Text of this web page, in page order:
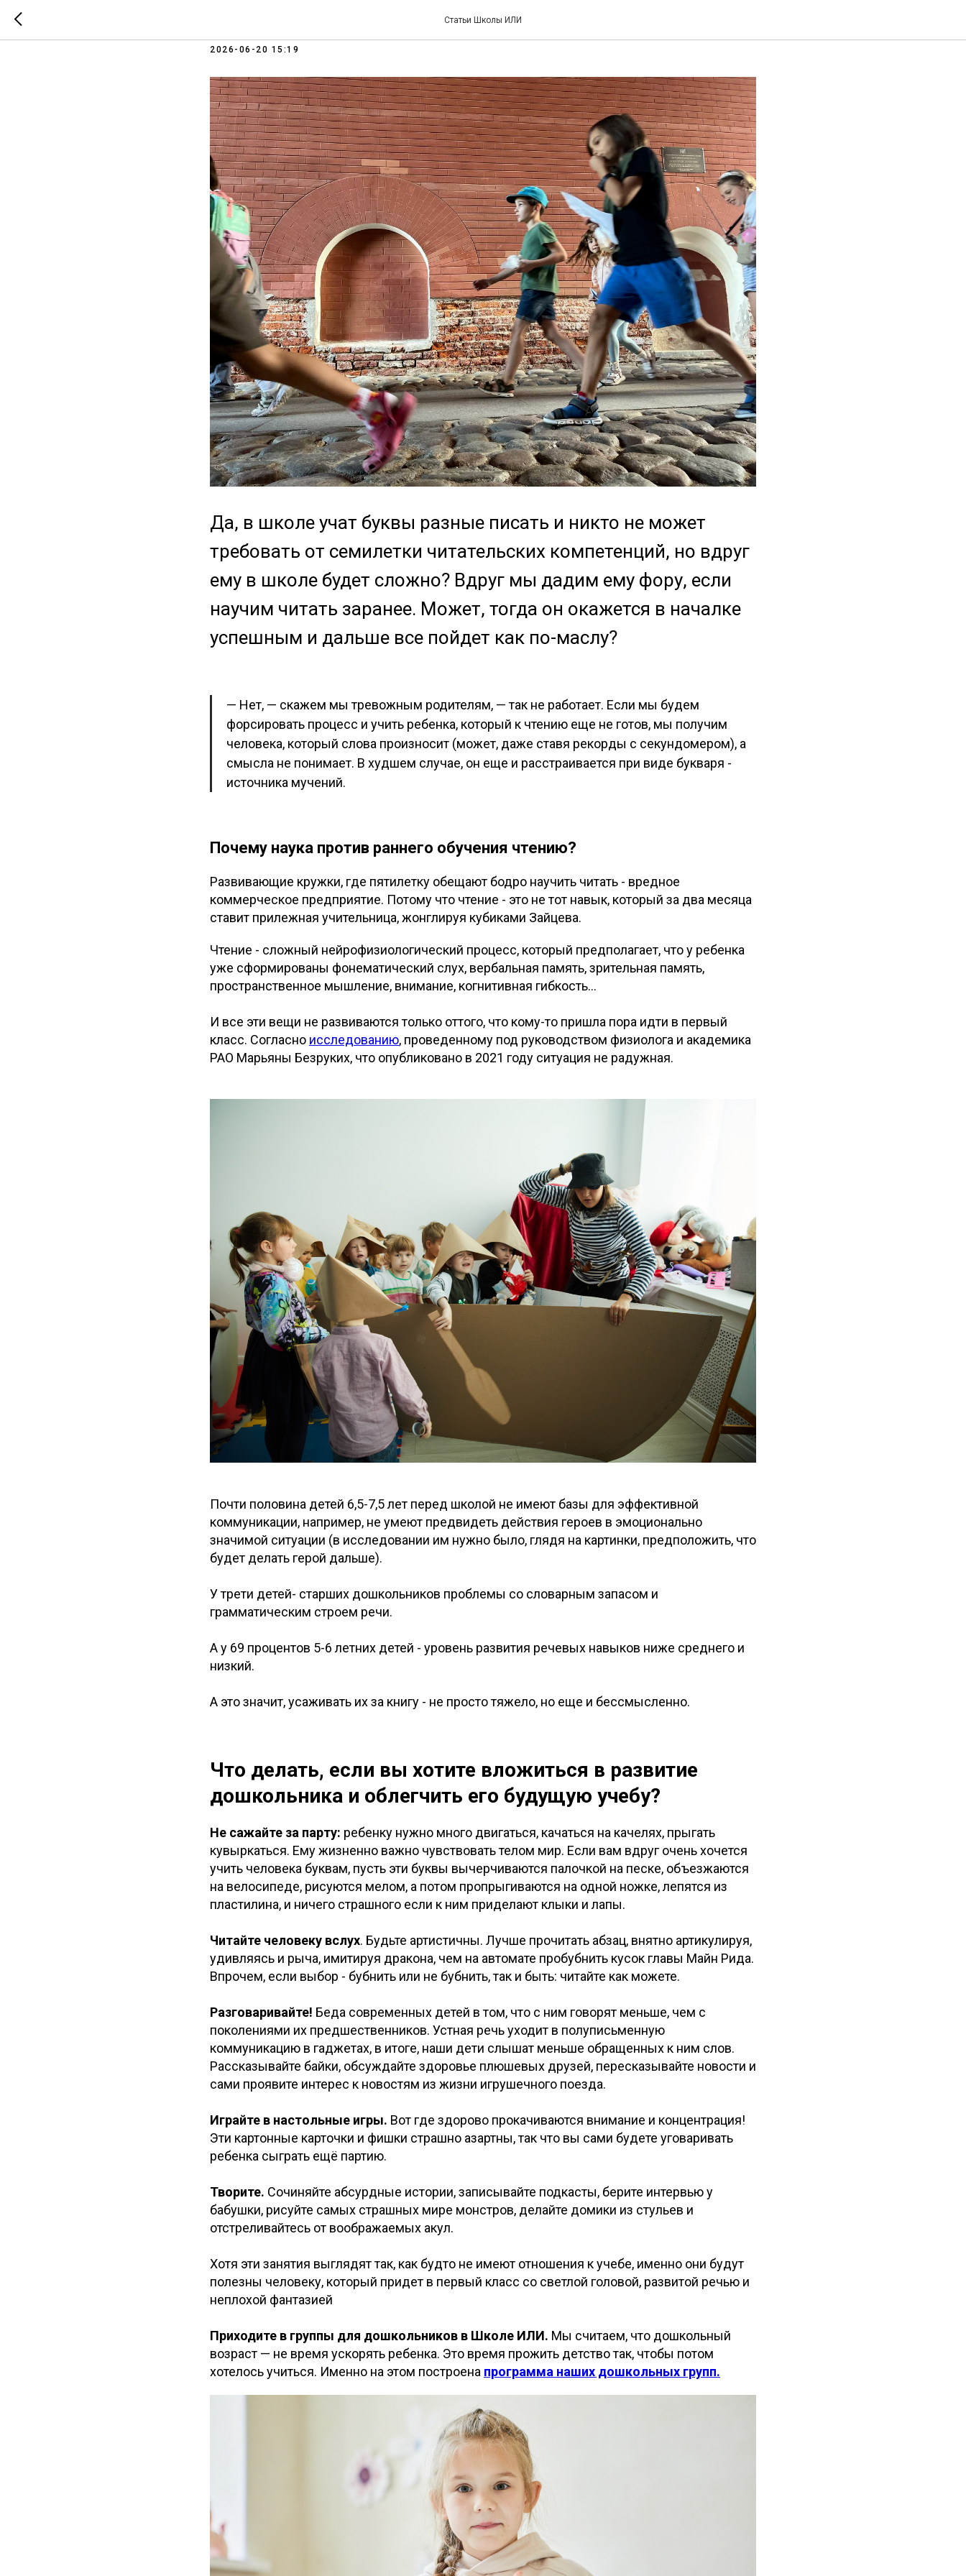
Статьи Школы ИЛИ
Нужно ли учить ребенка читать до школы?
2026-06-20 15:19
Да, в школе учат буквы разные писать и никто не может
требовать от семилетки читательских компетенций, но вдруг
ему в школе будет сложно? Вдруг мы дадим ему фору, если
научим читать заранее. Может, тогда он окажется в началке
успешным и дальше все пойдет как по-маслу?
— Нет, — скажем мы тревожным родителям, — так не работает. Если мы будем
форсировать процесс и учить ребенка, который к чтению еще не готов, мы получим
человека, который слова произносит (может, даже ставя рекорды с секундомером), а
смысла не понимает. В худшем случае, он еще и расстраивается при виде букваря -
источника мучений.
Почему наука против раннего обучения чтению?
Развивающие кружки, где пятилетку обещают бодро научить читать - вредное
коммерческое предприятие. Потому что чтение - это не тот навык, который за два месяца
ставит прилежная учительница, жонглируя кубиками Зайцева.
Чтение - сложный нейрофизиологический процесс, который предполагает, что у ребенка
уже сформированы фонематический слух, вербальная память, зрительная память,
пространственное мышление, внимание, когнитивная гибкость…
И все эти вещи не развиваются только оттого, что кому-то пришла пора идти в первый
класс. Согласно исследованию, проведенному под руководством физиолога и академика
РАО Марьяны Безруких, что опубликовано в 2021 году ситуация не радужная.
Почти половина детей 6,5-7,5 лет перед школой не имеют базы для эффективной
коммуникации, например, не умеют предвидеть действия героев в эмоционально
значимой ситуации (в исследовании им нужно было, глядя на картинки, предположить, что
будет делать герой дальше).
У трети детей- старших дошкольников проблемы со словарным запасом и
грамматическим строем речи.
А у 69 процентов 5-6 летних детей - уровень развития речевых навыков ниже среднего и
низкий.
А это значит, усаживать их за книгу - не просто тяжело, но еще и бессмысленно.
Что делать, если вы хотите вложиться в развитие
дошкольника и облегчить его будущую учебу?
Не сажайте за парту: ребенку нужно много двигаться, качаться на качелях, прыгать
кувыркаться. Ему жизненно важно чувствовать телом мир. Если вам вдруг очень хочется
учить человека буквам, пусть эти буквы вычерчиваются палочкой на песке, объезжаются
на велосипеде, рисуются мелом, а потом пропрыгиваются на одной ножке, лепятся из
пластилина, и ничего страшного если к ним приделают клыки и лапы.
Читайте человеку вслух. Будьте артистичны. Лучше прочитать абзац, внятно артикулируя,
удивляясь и рыча, имитируя дракона, чем на автомате пробубнить кусок главы Майн Рида.
Впрочем, если выбор - бубнить или не бубнить, так и быть: читайте как можете.
Разговаривайте! Беда современных детей в том, что с ним говорят меньше, чем с
поколениями их предшественников. Устная речь уходит в полуписьменную
коммуникацию в гаджетах, в итоге, наши дети слышат меньше обращенных к ним слов.
Рассказывайте байки, обсуждайте здоровье плюшевых друзей, пересказывайте новости и
сами проявите интерес к новостям из жизни игрушечного поезда.
Играйте в настольные игры. Вот где здорово прокачиваются внимание и концентрация!
Эти картонные карточки и фишки страшно азартны, так что вы сами будете уговаривать
ребенка сыграть ещё партию.
Творите. Сочиняйте абсурдные истории, записывайте подкасты, берите интервью у
бабушки, рисуйте самых страшных мире монстров, делайте домики из стульев и
отстреливайтесь от воображаемых акул.
Хотя эти занятия выглядят так, как будто не имеют отношения к учебе, именно они будут
полезны человеку, который придет в первый класс со светлой головой, развитой речью и
неплохой фантазией
Приходите в группы для дошкольников в Школе ИЛИ. Мы считаем, что дошкольный
возраст — не время ускорять ребенка. Это время прожить детство так, чтобы потом
хотелось учиться. Именно на этом построена программа наших дошкольных групп.